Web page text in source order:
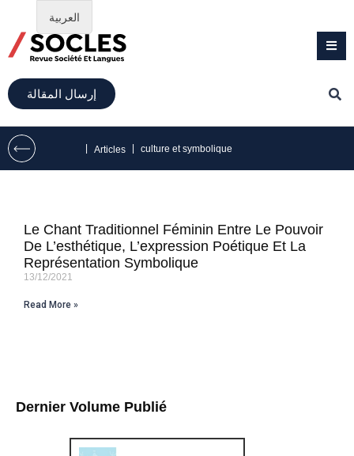
إرسال المقالة
Articles culture et symbolique
Dernier Volume Publié
Le Chant Traditionnel Féminin Entre Le Pouvoir
De L’esthétique, L’expression Poétique Et La
Représentation Symbolique
13/12/2021
Read More »
العربية